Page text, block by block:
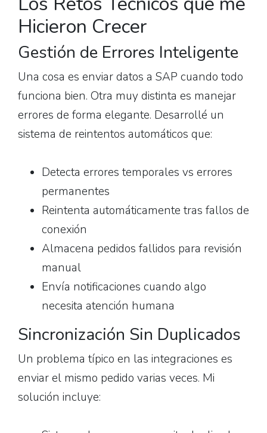
Hicieron Crecer
Gestión de Errores Inteligente
Una cosa es enviar datos a SAP cuando todo
funciona bien. Otra muy distinta es manejar
errores de forma elegante. Desarrollé un
sistema de reintentos automáticos que:
Detecta errores temporales vs errores
permanentes
Reintenta automáticamente tras fallos de
conexión
Almacena pedidos fallidos para revisión
manual
Envía notificaciones cuando algo
necesita atención humana
Sincronización Sin Duplicados
Un problema típico en las integraciones es
enviar el mismo pedido varias veces. Mi
solución incluye: